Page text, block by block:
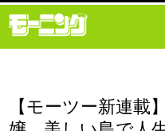
【モーツー新連載